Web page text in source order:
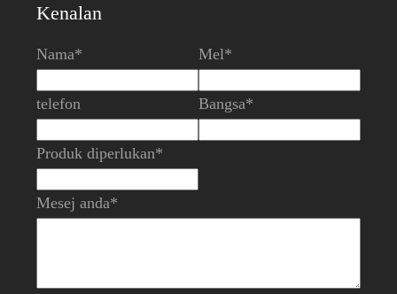
Kenalan
Nama* Mel*
telefon Bangsa*
Produk diperlukan*
Mesej anda*